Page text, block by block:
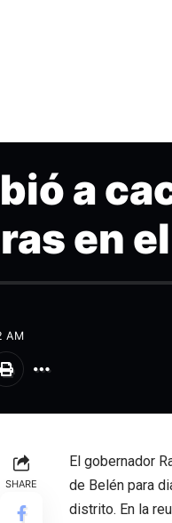
a
en
AM
SHARE
El gobernador
de Belén para
distrito. En la